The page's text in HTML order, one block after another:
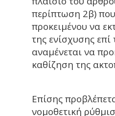
περίπτωση 2β)
προκειμένου να
της ενίσχυσης
αναμένεται να
καθίζηση της
Επίσης
νομοθετική